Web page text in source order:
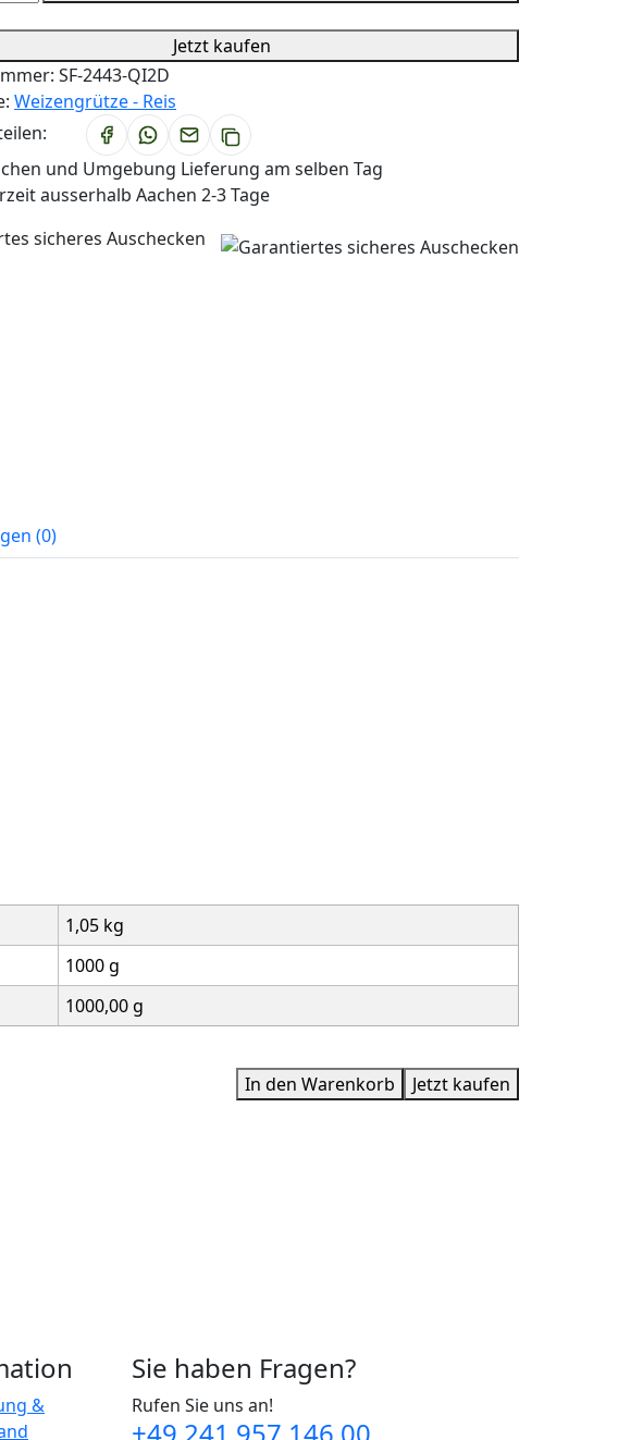
Jetzt kaufen
SF-2443-QI2D
Weizengrütze - Reis
und Umgebung Lieferung am selben Tag
ausserhalb Aachen 2-3 Tage
sicheres Auschecken
(0)
1,05 kg
1000 g
1000,00 g
In den Warenkorb Jetzt kaufen
&
Sie haben Fragen?
Rufen Sie uns an!